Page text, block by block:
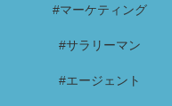
#マーケティング
#サラリーマン
#エージェント